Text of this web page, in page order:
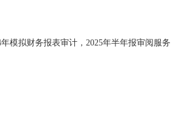
年模拟财务报表审计， 2025年半年报审阅服务